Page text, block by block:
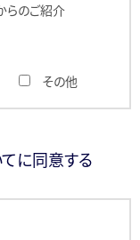
らのご紹介
その他
に同意する